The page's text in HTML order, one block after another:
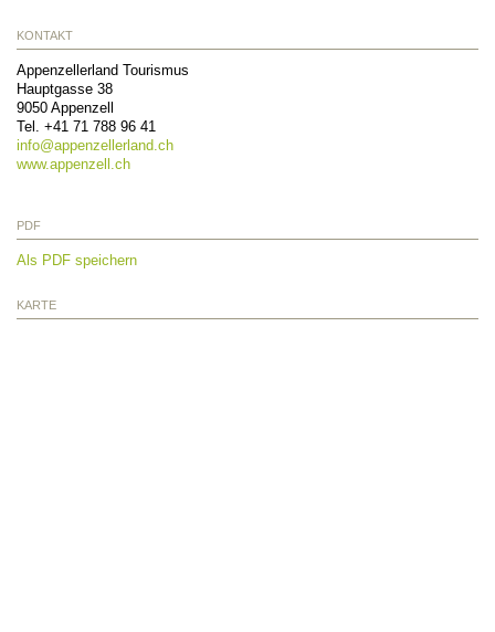
KONTAKT
Appenzellerland Tourismus
Hauptgasse 38
9050 Appenzell
Tel. +41 71 788 96 41
info@appenzellerland.ch
www.appenzell.ch
PDF
Als PDF speichern
KARTE